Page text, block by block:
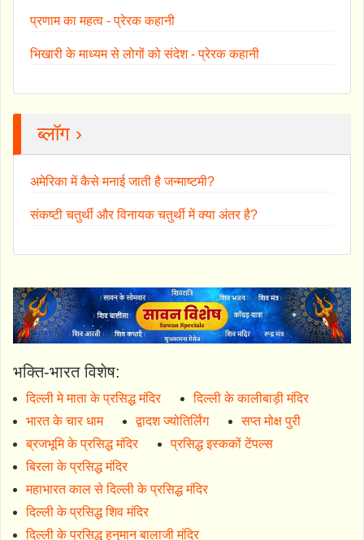
प्रणाम का महत्व - प्रेरक कहानी
भिखारी के माध्यम से लोगों को संदेश - प्रेरक कहानी
ब्लॉग ›
अमेरिका में कैसे मनाई जाती है जन्माष्टमी?
संकष्टी चतुर्थी और विनायक चतुर्थी में क्या अंतर है?
भक्ति-भारत विशेष:
दिल्ली मे माता के प्रसिद्ध मंदिर
दिल्ली के कालीबाड़ी मंदिर
भारत के चार धाम
द्वादश ज्योतिर्लिंग
सप्त मोक्ष पुरी
ब्रजभूमि के प्रसिद्ध मंदिर
प्रसिद्ध इस्ककों टेंपल्स
बिरला के प्रसिद्ध मंदिर
महाभारत काल से दिल्ली के प्रसिद्ध मंदिर
दिल्ली के प्रसिद्ध शिव मंदिर
दिल्ली के प्रसिद्ध हनुमान बालाजी मंदिर